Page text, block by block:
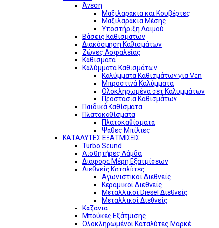
Άνεση
Μαξιλαράκια και Κουβέρτες
Μαξιλαράκια Μέσης
Υποστήριξη Λαιμού
Βάσεις Καθισμάτων
Διακόσμηση Καθισμάτων
Ζώνες Ασφαλείας
Καθίσματα
Καλύμματα Καθισμάτων
Καλύμματα Καθισμάτων για Van
Μπροστινά Καλύμματα
Ολοκληρωμένα σετ Καλυμμάτων
Προστασία Καθισμάτων
Παιδικά Καθίσματα
Πλατοκαθίσματα
Πλατοκαθίσματα
Ψάθες Μπίλιες
ΚΑΤΑΛΥΤΕΣ ΕΞΑΤΜΙΣΕΙΣ
Turbo Sound
Αισθητήρες Λάμδα
Διάφορα Μέρη Εξατμίσεων
Διεθνείς Καταλύτες
Αγωνιστικοί Διεθνείς
Κεραμικοί Διεθνείς
Μεταλλικοί Diesel Διεθνείς
Μεταλλικοί Διεθνείς
Καζάνια
Μπούκες Εξάτμισης
Ολοκληρωμένοι Καταλύτες Μαρκέ